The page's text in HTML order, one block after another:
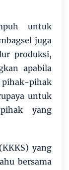
untuk
juga
produksi,
apabila
pihak-pihak
untuk
yang
yang
bersama